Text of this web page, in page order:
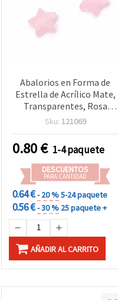
Abalorios en Forma de
Estrella de Acrílico Mate,
Transparentes, Rosa
Pálido, 10x11x4 mm,
Sku: 121069
0.80€ 1-4 paquete
DESCUENTOS
PARA CANTIDAD
0.64 €- 20 %5-24 paquete
0.56 €- 30 % 25 paquete +
AÑADIR AL CARRITO